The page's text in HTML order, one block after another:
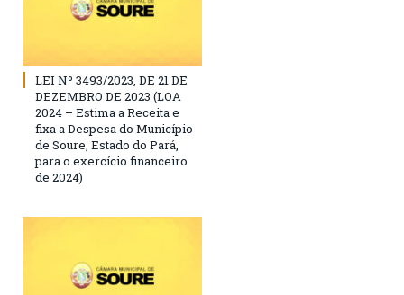
LEI Nº 3493/2023, DE 21 DE
DEZEMBRO DE 2023 (LOA
2024 – Estima a Receita e
fixa a Despesa do Município
de Soure, Estado do Pará,
para o exercício financeiro
de 2024)